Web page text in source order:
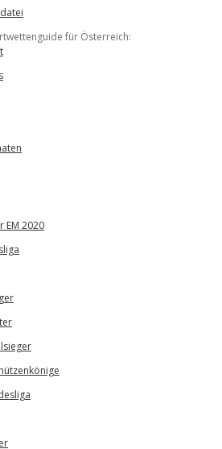
für Österreich:
EM 2020